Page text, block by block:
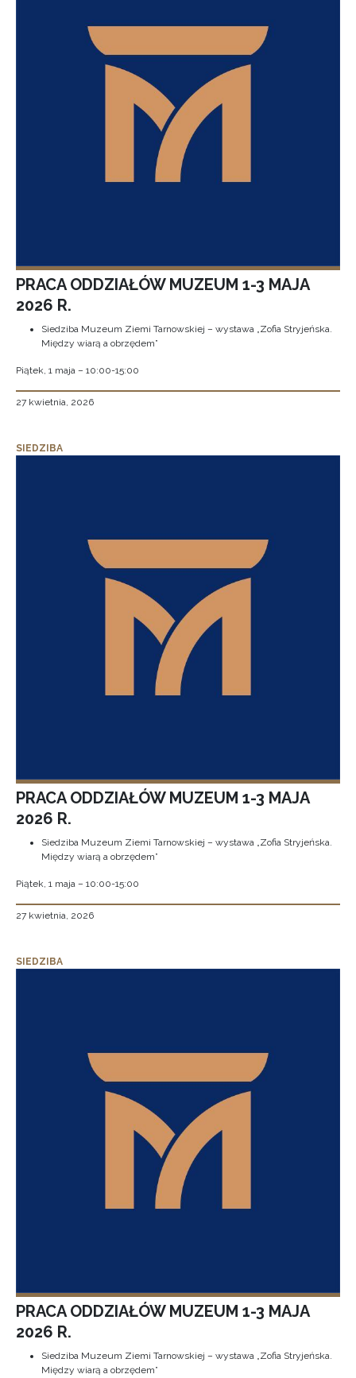
PRACA ODDZIAŁÓW MUZEUM 1-3 MAJA
2026 R.
Siedziba Muzeum Ziemi Tarnowskiej – wystawa „Zofia Stryjeńska.
Między wiarą a obrzędem”
Piątek, 1 maja – 10:00-15:00
27 kwietnia, 2026
SIEDZIBA
PRACA ODDZIAŁÓW MUZEUM 1-3 MAJA
2026 R.
Siedziba Muzeum Ziemi Tarnowskiej – wystawa „Zofia Stryjeńska.
Między wiarą a obrzędem”
Piątek, 1 maja – 10:00-15:00
27 kwietnia, 2026
SIEDZIBA
PRACA ODDZIAŁÓW MUZEUM 1-3 MAJA
2026 R.
Siedziba Muzeum Ziemi Tarnowskiej – wystawa „Zofia Stryjeńska.
Między wiarą a obrzędem”